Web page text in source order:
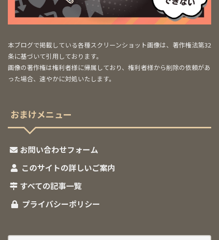
本ブログで掲載している各種スクリーンショット画像は、著作権法第32
条に基づいて引用しております。
画像の著作権は権利者様に帰属しており、権利者様から削除の依頼があ
った場合、速やかに対処いたします。
おまけメニュー
お問い合わせフォーム
このサイトの詳しいご案内
すべての記事一覧
プライバシーポリシー